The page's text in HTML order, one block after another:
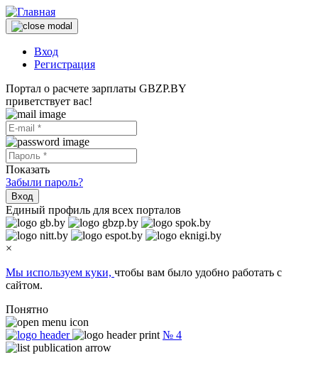
Вход
Регистрация
Портал о расчете зарплаты GBZP.BY
приветствует вас!
Показать
Забыли пароль?
Вход
Единый профиль для всех порталов
×
Мы используем куки, чтобы вам было удобно работать с
сайтом.
Понятно
№ 4